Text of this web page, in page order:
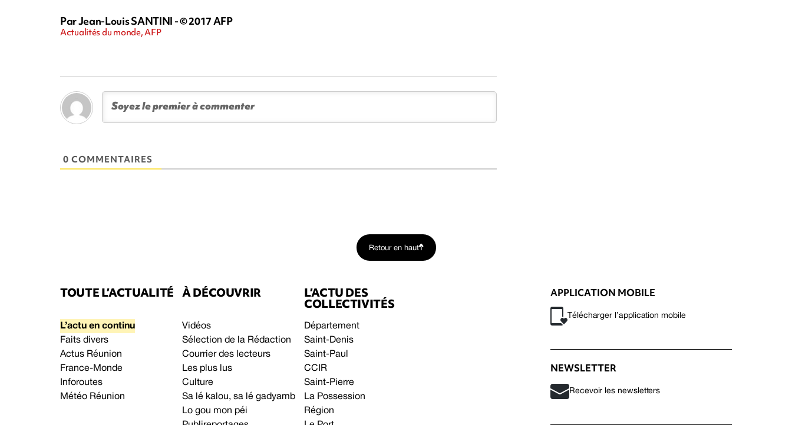
Par Jean-Louis SANTINI - © 2017 AFP
Actualités du monde, AFP
0 COMMENTAIRES
Retour en haut
TOUTE L’ACTUALITÉ
L’actu en continu
Faits divers
Actus Réunion
France-Monde
Inforoutes
Météo Réunion
À DÉCOUVRIR
Vidéos
Sélection de la Rédaction
Courrier des lecteurs
Les plus lus
Culture
Sa lé kalou, sa lé gadyamb
Lo gou mon péi
L’ACTU DES
COLLECTIVITÉS
Département
Saint-Denis
Saint-Paul
CCIR
Saint-Pierre
La Possession
Région
APPLICATION MOBILE
Télécharger l’application mobile
NEWSLETTER
Recevoir les newsletters